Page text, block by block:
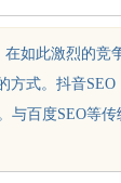
如此激烈的竞
式。抖音
与百度SEO等